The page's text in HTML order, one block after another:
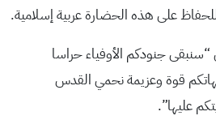
على هذه الحضارة عربية إسلامية.
جنودكم الأوفياء حراسا
قوة وعزيمة نحمي القدس
عليها”.